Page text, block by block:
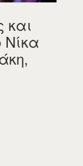
και
Νίκα